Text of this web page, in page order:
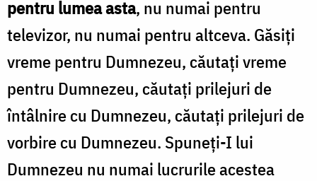
pentru lumea asta, nu numai pentru
televizor, nu numai pentru altceva. Găsiţi
vreme pentru Dumnezeu, căutaţi vreme
pentru Dumnezeu, căutaţi prilejuri de
întâlnire cu Dumnezeu, căutaţi prilejuri de
vorbire cu Dumnezeu. Spuneţi-I lui
Dumnezeu nu numai lucrurile acestea